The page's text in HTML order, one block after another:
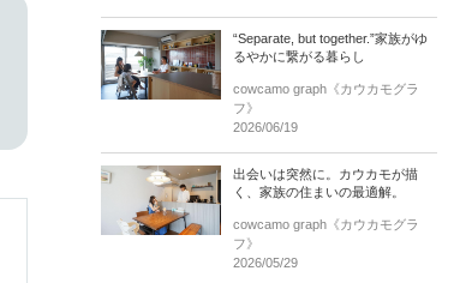
“Separate, but together.”家族がゆ
るやかに繋がる暮らし
cowcamo graph《カウカモグラ
フ》
2026/06/19
出会いは突然に。カウカモが描
く、家族の住まいの最適解。
cowcamo graph《カウカモグラ
フ》
2026/05/29